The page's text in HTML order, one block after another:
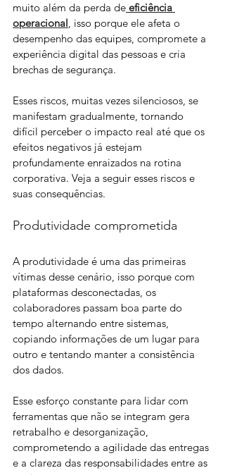
muito além da perda de eficiência
operacional, isso porque ele afeta o
desempenho das equipes, compromete a
experiência digital das pessoas e cria
brechas de segurança.
Esses riscos, muitas vezes silenciosos, se
manifestam gradualmente, tornando
difícil perceber o impacto real até que os
efeitos negativos já estejam
profundamente enraizados na rotina
corporativa. Veja a seguir esses riscos e
suas consequências.
Produtividade comprometida
A produtividade é uma das primeiras
vítimas desse cenário, isso porque com
plataformas desconectadas, os
colaboradores passam boa parte do
tempo alternando entre sistemas,
copiando informações de um lugar para
outro e tentando manter a consistência
dos dados.
Esse esforço constante para lidar com
ferramentas que não se integram gera
retrabalho e desorganização,
comprometendo a agilidade das entregas
e a clareza das responsabilidades entre as